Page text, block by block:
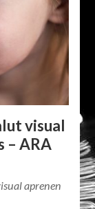
visual
– ARA
aprenen